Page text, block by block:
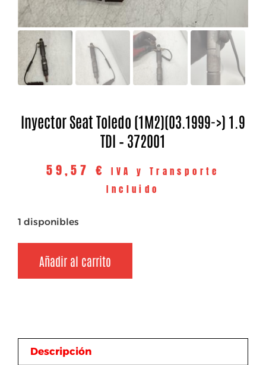
Inyector Seat Toledo (1M2)(03.1999->) 1.9
TDI – 372001
59,57 €
IVA y Transporte
Incluido
1 disponibles
Añadir al carrito
Descripción